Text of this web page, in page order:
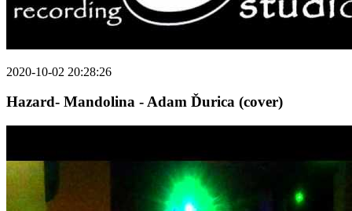
2020-10-02 20:28:26
Hazard- Mandolina - Adam Ďurica (cover)